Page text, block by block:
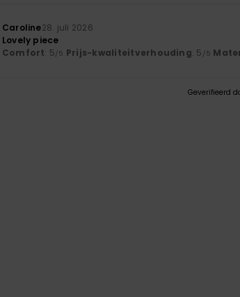
Caroline28. juli 2026
Lovely piece
Comfort: 5/5 Prijs-kwaliteitverhouding: 5 /5
Geverifieerd